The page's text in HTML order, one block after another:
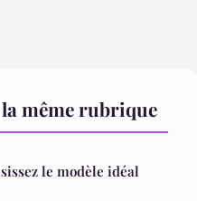
même rubrique
le modèle idéal